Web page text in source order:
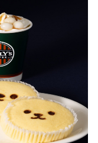
フト2,000円分を
トがもらえるキャ